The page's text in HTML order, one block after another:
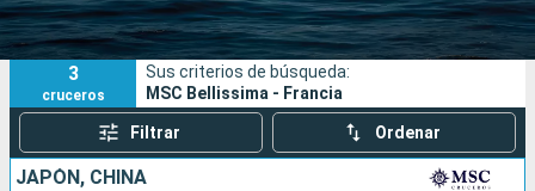
Puertos Compañías
Buscar
3
cruceros
Sus criterios de búsqueda:
MSC Bellissima - Francia
Filtrar Ordenar
JAPÓN, CHINA